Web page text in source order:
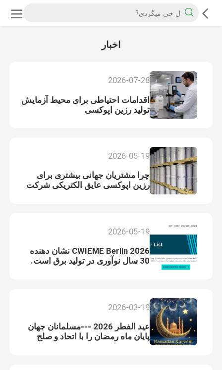
اخبار
2026-07-28
اقدامات احتیاطی برای محیط آزمایش
تولید رزین اپوکسی
2026-05-19
چرا مشتریان جهانی بیشتری برای
رزین اپوکسی عایق الکتریکی شرکت
2026-05-19
CWIEME Berlin 2026 نشان دهنده
30 سال نوآوری در تولید برق است.
2026-03-19
عید الفطر 2026 ---مسلمانان جهان
پایان ماه رمضان را با اتحاد و صلح
جشن می گیرند